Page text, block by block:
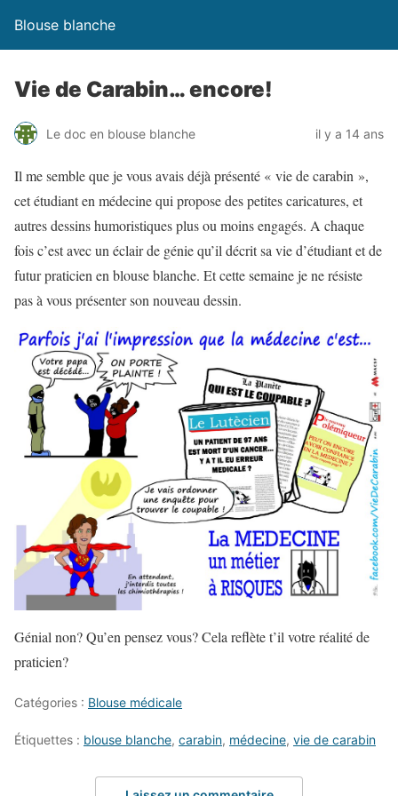
Blouse blanche
Vie de Carabin… encore!
Le doc en blouse blanche il y a 14 ans
Il me semble que je vous avais déjà présenté « vie de carabin »,
cet étudiant en médecine qui propose des petites caricatures, et
autres dessins humoristiques plus ou moins engagés. A chaque
fois c’est avec un éclair de génie qu’il décrit sa vie d’étudiant et de
futur praticien en blouse blanche. Et cette semaine je ne résiste
pas à vous présenter son nouveau dessin.
Génial non? Qu’en pensez vous? Cela reflète t’il votre réalité de
praticien?
Catégories : Blouse médicale
Étiquettes : blouse blanche, carabin, médecine, vie de carabin